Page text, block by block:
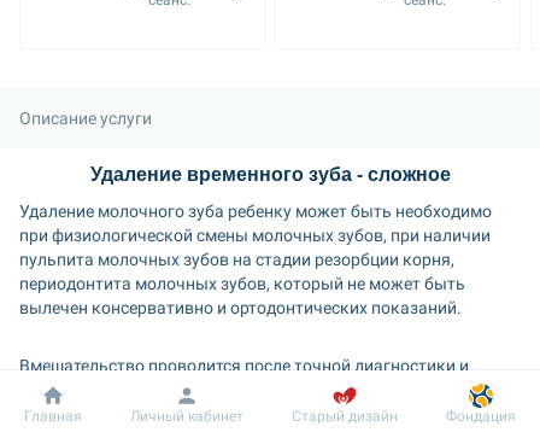
Описание услуги
Удаление временного зуба - сложное
Удаление молочного зуба ребенку может быть необходимо
при физиологической смены молочных зубов, при наличии
пульпита молочных зубов на стадии резорбции корня,
периодонтита молочных зубов, который не может быть
вылечен консервативно и ортодонтических показаний.
Вмешательство проводится после точной диагностики и
оценки прицельного снимка.
Добробут Информация Пациенту
Главная Личный кабинет Старый дизайн Фондация